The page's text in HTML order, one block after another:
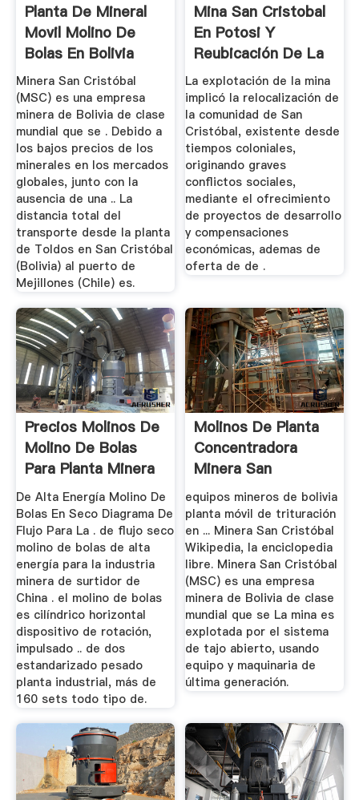
Planta De Mineral
Movil Molino De
Bolas En Bolivia
Minera San Cristóbal
(MSC) es una empresa
minera de Bolivia de clase
mundial que se . Debido a
los bajos precios de los
minerales en los mercados
globales, junto con la
ausencia de una .. La
distancia total del
transporte desde la planta
de Toldos en San Cristóbal
(Bolivia) al puerto de
Mejillones (Chile) es.
Mina San Cristobal
En Potosi Y
Reubicación De La
Comunidad ...
La explotación de la mina
implicó la relocalización de
la comunidad de San
Cristóbal, existente desde
tiempos coloniales,
originando graves
conflictos sociales,
mediante el ofrecimiento
de proyectos de desarrollo
y compensaciones
económicas, ademas de
oferta de de .
Precios Molinos De
Molino De Bolas
Para Planta Minera
De Alta Energía Molino De
Bolas En Seco Diagrama De
Flujo Para La . de flujo seco
molino de bolas de alta
energía para la industria
minera de surtidor de
China . el molino de bolas
es cilíndrico horizontal
dispositivo de rotación,
impulsado .. de dos
estandarizado pesado
planta industrial, más de
160 sets todo tipo de.
Molinos De Planta
Concentradora
Minera San
Cristobal De ...
equipos mineros de bolivia
planta móvil de trituración
en ... Minera San Cristóbal
Wikipedia, la enciclopedia
libre. Minera San Cristóbal
(MSC) es una empresa
minera de Bolivia de clase
mundial que se La mina es
explotada por el sistema
de tajo abierto, usando
equipo y maquinaria de
última generación.